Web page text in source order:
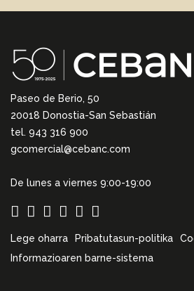
Paseo de Berio, 50
20018 Donostia-San Sebastián
tel. 943 316 900
gcomercial@cebanc.com
De lunes a viernes 9:00-19:00
Lege oharra Pribatutasun-politika
Informazioaren barne-sistema